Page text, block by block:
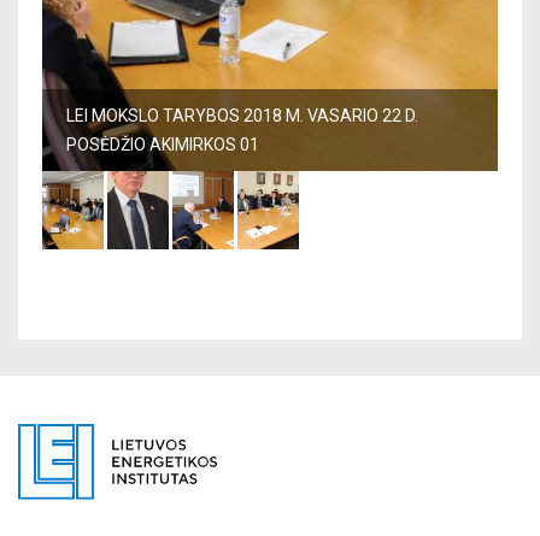
LEI MOKSLO TARYBOS 2018 M. VASARIO 22 D.
POSĖDŽIO AKIMIRKOS 01